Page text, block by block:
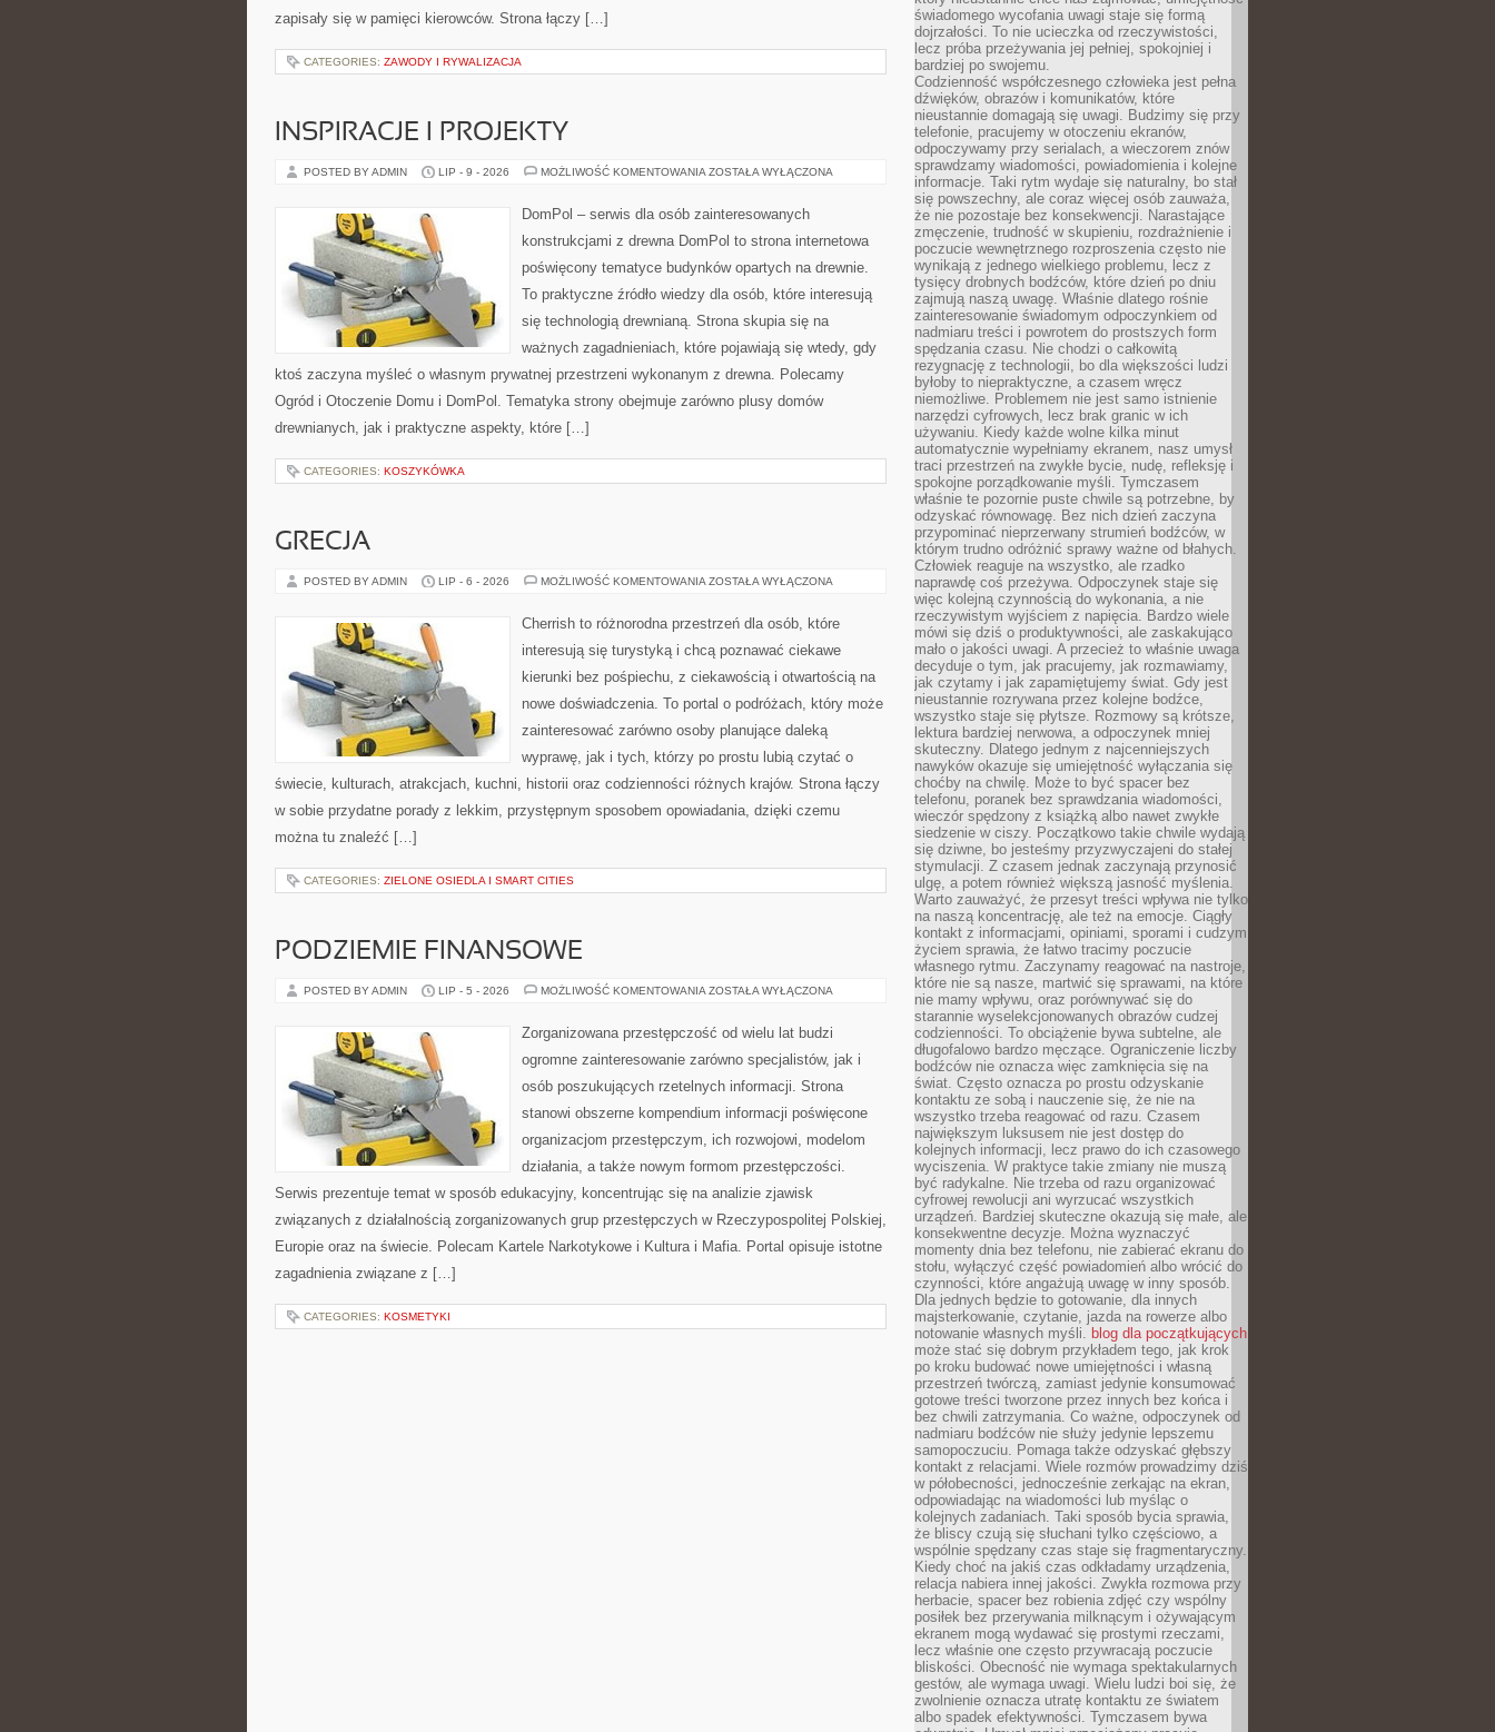
zapisały się w pamięci kierowców. Strona łączy […]
CATEGORIES: ZAWODY I RYWALIZACJA
INSPIRACJE I PROJEKTY
POSTED BY ADMIN LIP - 9 - 2026 MOŻLIWOŚĆ KOMENTOWANIA INSPIRACJE
ZOSTAŁA WYŁĄCZONA
DomPol – serwis dla osób zainteresowanych
konstrukcjami z drewna DomPol to strona internetowa
poświęcony tematyce budynków opartych na drewnie.
To praktyczne źródło wiedzy dla osób, które interesują
się technologią drewnianą. Strona skupia się na
ważnych zagadnieniach, które pojawiają się wtedy, gdy
ktoś zaczyna myśleć o własnym prywatnej przestrzeni wykonanym z drewna. Polecamy
Ogród i Otoczenie Domu i DomPol. Tematyka strony obejmuje zarówno plusy domów
drewnianych, jak i praktyczne aspekty, które […]
CATEGORIES: KOSZYKÓWKA
GRECJA
POSTED BY ADMIN LIP - 6 - 2026 MOŻLIWOŚĆ KOMENTOWANIA GRECJA
ZOSTAŁA WYŁĄCZONA
Cherrish to różnorodna przestrzeń dla osób, które
interesują się turystyką i chcą poznawać ciekawe
kierunki bez pośpiechu, z ciekawością i otwartością na
nowe doświadczenia. To portal o podróżach, który może
zainteresować zarówno osoby planujące daleką
wyprawę, jak i tych, którzy po prostu lubią czytać o
świecie, kulturach, atrakcjach, kuchni, historii oraz codzienności różnych krajów. Strona łączy
w sobie przydatne porady z lekkim, przystępnym sposobem opowiadania, dzięki czemu
można tu znaleźć […]
CATEGORIES: ZIELONE OSIEDLA I SMART CITIES
PODZIEMIE FINANSOWE
POSTED BY ADMIN LIP - 5 - 2026 MOŻLIWOŚĆ KOMENTOWANIA PODZIEMIE
ZOSTAŁA WYŁĄCZONA
Zorganizowana przestępczość od wielu lat budzi
ogromne zainteresowanie zarówno specjalistów, jak i
osób poszukujących rzetelnych informacji. Strona
stanowi obszerne kompendium informacji poświęcone
organizacjom przestępczym, ich rozwojowi, modelom
działania, a także nowym formom przestępczości.
Serwis prezentuje temat w sposób edukacyjny, koncentrując się na analizie zjawisk
związanych z działalnością zorganizowanych grup przestępczych w Rzeczypospolitej Polskiej,
Europie oraz na świecie. Polecam Kartele Narkotykowe i Kultura i Mafia. Portal opisuje istotne
zagadnienia związane z […]
CATEGORIES: KOSMETYKI
świadomego wycofania uwagi staje się formą
dojrzałości. To nie ucieczka od rzeczywistości,
lecz próba przeżywania jej pełniej, spokojniej i
bardziej po swojemu.
Codzienność współczesnego człowieka jest pełna
dźwięków, obrazów i komunikatów, które
nieustannie domagają się uwagi. Budzimy się przy
telefonie, pracujemy w otoczeniu ekranów,
odpoczywamy przy serialach, a wieczorem znów
sprawdzamy wiadomości, powiadomienia i kolejne
informacje. Taki rytm wydaje się naturalny, bo stał
się powszechny, ale coraz więcej osób zauważa,
że nie pozostaje bez konsekwencji. Narastające
zmęczenie, trudność w skupieniu, rozdrażnienie i
poczucie wewnętrznego rozproszenia często nie
wynikają z jednego wielkiego problemu, lecz z
tysięcy drobnych bodźców, które dzień po dniu
zajmują naszą uwagę. Właśnie dlatego rośnie
zainteresowanie świadomym odpoczynkiem od
nadmiaru treści i powrotem do prostszych form
spędzania czasu. Nie chodzi o całkowitą
rezygnację z technologii, bo dla większości ludzi
byłoby to niepraktyczne, a czasem wręcz
niemożliwe. Problemem nie jest samo istnienie
narzędzi cyfrowych, lecz brak granic w ich
używaniu. Kiedy każde wolne kilka minut
automatycznie wypełniamy ekranem, nasz umysł
traci przestrzeń na zwykłe bycie, nudę, refleksję i
spokojne porządkowanie myśli. Tymczasem
właśnie te pozornie puste chwile są potrzebne, by
odzyskać równowagę. Bez nich dzień zaczyna
przypominać nieprzerwany strumień bodźców, w
którym trudno odróżnić sprawy ważne od błahych.
Człowiek reaguje na wszystko, ale rzadko
naprawdę coś przeżywa. Odpoczynek staje się
więc kolejną czynnością do wykonania, a nie
rzeczywistym wyjściem z napięcia. Bardzo wiele
mówi się dziś o produktywności, ale zaskakująco
mało o jakości uwagi. A przecież to właśnie uwaga
decyduje o tym, jak pracujemy, jak rozmawiamy,
jak czytamy i jak zapamiętujemy świat. Gdy jest
nieustannie rozrywana przez kolejne bodźce,
wszystko staje się płytsze. Rozmowy są krótsze,
lektura bardziej nerwowa, a odpoczynek mniej
skuteczny. Dlatego jednym z najcenniejszych
nawyków okazuje się umiejętność wyłączania się
choćby na chwilę. Może to być spacer bez
telefonu, poranek bez sprawdzania wiadomości,
wieczór spędzony z książką albo nawet zwykłe
siedzenie w ciszy. Początkowo takie chwile wydają
się dziwne, bo jesteśmy przyzwyczajeni do stałej
stymulacji. Z czasem jednak zaczynają przynosić
ulgę, a potem również większą jasność myślenia.
Warto zauważyć, że przesyt treści wpływa nie tylko
na naszą koncentrację, ale też na emocje. Ciągły
kontakt z informacjami, opiniami, sporami i cudzym
życiem sprawia, że łatwo tracimy poczucie
własnego rytmu. Zaczynamy reagować na nastroje,
które nie są nasze, martwić się sprawami, na które
nie mamy wpływu, oraz porównywać się do
starannie wyselekcjonowanych obrazów cudzej
codzienności. To obciążenie bywa subtelne, ale
długofalowo bardzo męczące. Ograniczenie liczby
bodźców nie oznacza więc zamknięcia się na
świat. Często oznacza po prostu odzyskanie
kontaktu ze sobą i nauczenie się, że nie na
wszystko trzeba reagować od razu. Czasem
największym luksusem nie jest dostęp do
kolejnych informacji, lecz prawo do ich czasowego
wyciszenia. W praktyce takie zmiany nie muszą
być radykalne. Nie trzeba od razu organizować
cyfrowej rewolucji ani wyrzucać wszystkich
urządzeń. Bardziej skuteczne okazują się małe, ale
konsekwentne decyzje. Można wyznaczyć
momenty dnia bez telefonu, nie zabierać ekranu do
stołu, wyłączyć część powiadomień albo wrócić do
czynności, które angażują uwagę w inny sposób.
Dla jednych będzie to gotowanie, dla innych
majsterkowanie, czytanie, jazda na rowerze albo
notowanie własnych myśli. blog dla początkujących
może stać się dobrym przykładem tego, jak krok
po kroku budować nowe umiejętności i własną
przestrzeń twórczą, zamiast jedynie konsumować
gotowe treści tworzone przez innych bez końca i
bez chwili zatrzymania. Co ważne, odpoczynek od
nadmiaru bodźców nie służy jedynie lepszemu
samopoczuciu. Pomaga także odzyskać głębszy
kontakt z relacjami. Wiele rozmów prowadzimy dziś
w półobecności, jednocześnie zerkając na ekran,
odpowiadając na wiadomości lub myśląc o
kolejnych zadaniach. Taki sposób bycia sprawia,
że bliscy czują się słuchani tylko częściowo, a
wspólnie spędzany czas staje się fragmentaryczny.
Kiedy choć na jakiś czas odkładamy urządzenia,
relacja nabiera innej jakości. Zwykła rozmowa przy
herbacie, spacer bez robienia zdjęć czy wspólny
posiłek bez przerywania milknącym i ożywającym
ekranem mogą wydawać się prostymi rzeczami,
lecz właśnie one często przywracają poczucie
bliskości. Obecność nie wymaga spektakularnych
gestów, ale wymaga uwagi. Wielu ludzi boi się, że
zwolnienie oznacza utratę kontaktu ze światem
albo spadek efektywności. Tymczasem bywa